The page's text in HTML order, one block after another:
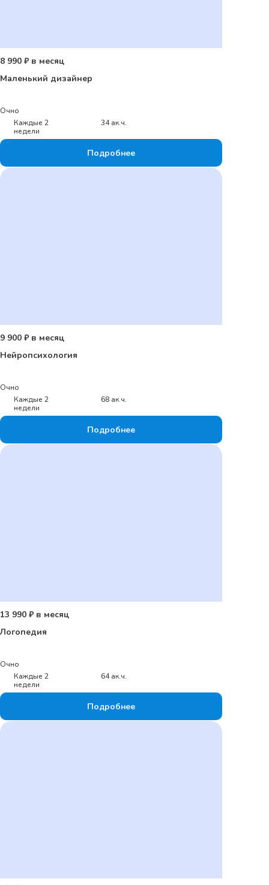
Подробнее
34 ак.ч.
Каждые 2
недели
Очно
8 990 ₽ в месяц
Маленький дизайнер
Подробнее
68 ак.ч.
Каждые 2
недели
Очно
9 900 ₽ в месяц
Нейропсихология
Подробнее
64 ак.ч.
Каждые 2
недели
Очно
13 990 ₽ в месяц
Логопедия